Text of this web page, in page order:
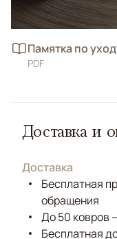
Памятка по
PDF
Доставка и
Доставка
Бесплатная
обращения
До 50 ковров
Бесплатная